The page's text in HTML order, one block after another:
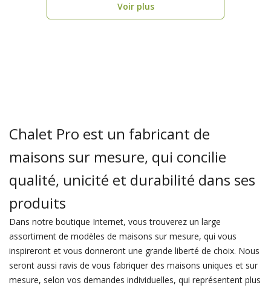
Voir plus
Chalet Pro est un fabricant de
maisons sur mesure, qui concilie
qualité, unicité et durabilité dans ses
produits
Dans notre boutique Internet, vous trouverez un large
assortiment de modèles de maisons sur mesure, qui vous
inspireront et vous donneront une grande liberté de choix. Nous
seront aussi ravis de vous fabriquer des maisons uniques et sur
mesure, selon vos demandes individuelles, qui représentent plus